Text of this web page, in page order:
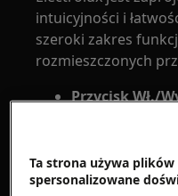
intuicyjności i
szeroki zakres
rozmieszczonych
Przycisk Wł./
włączanie i
zakończenie
Ta strona używa
spersonalizowane